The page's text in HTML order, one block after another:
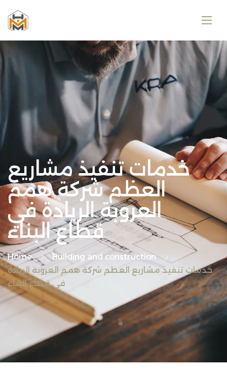
خدمات تنفيذ مشاريع
العظم شركة همم
العروبة الريادة في
قطاع البناء
Home
Building and construction
خدمات تنفيذ مشاريع العظم شركة همم العروبة الريادة
في قطاع البناء